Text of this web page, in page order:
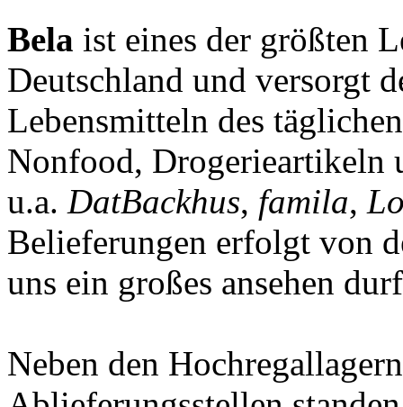
Bela ist eines der größten
Deutschland und versorgt
Lebensmitteln des
Nonfood, Drogerieartikeln
u.a. DatBackhus, famila,
Belieferungen erfolgt von
uns ein großes ansehen
Neben den